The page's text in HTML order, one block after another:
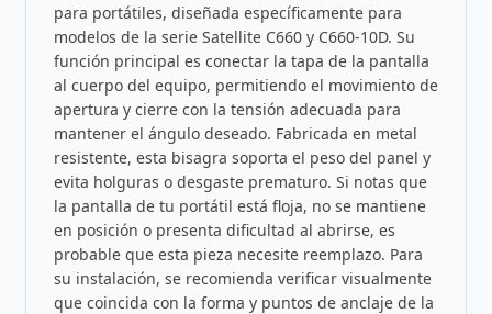
para portátiles, diseñada específicamente para
modelos de la serie Satellite C660 y C660-10D. Su
función principal es conectar la tapa de la pantalla
al cuerpo del equipo, permitiendo el movimiento de
apertura y cierre con la tensión adecuada para
mantener el ángulo deseado. Fabricada en metal
resistente, esta bisagra soporta el peso del panel y
evita holguras o desgaste prematuro. Si notas que
la pantalla de tu portátil está floja, no se mantiene
en posición o presenta dificultad al abrirse, es
probable que esta pieza necesite reemplazo. Para
su instalación, se recomienda verificar visualmente
que coincida con la forma y puntos de anclaje de la